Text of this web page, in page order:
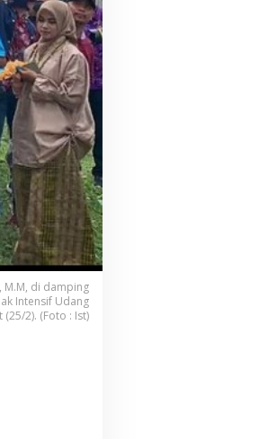
M.M, di damping
Intensif Udang
2). (Foto : Ist)